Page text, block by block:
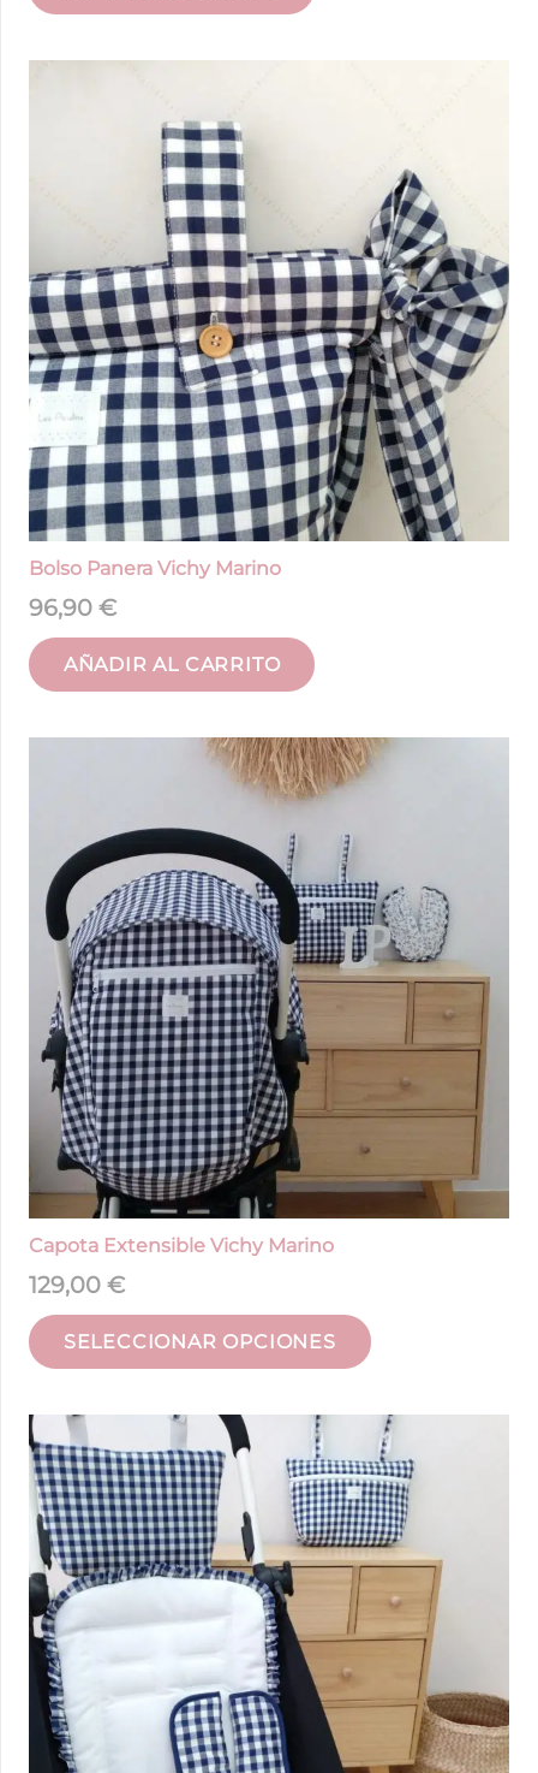
Bolso Panera Vichy Marino
96,90 €
AÑADIR AL CARRITO
Capota Extensible Vichy Marino
129,00 €
SELECCIONAR OPCIONES